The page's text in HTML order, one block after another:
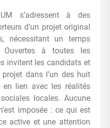
s’adressent à des
d’un projet original
nécessitant un temps
Ouvertes à toutes les
invitent les candidats et
dans l’un des huit
en lien avec les réalités
locales. Aucune
imposée : ce qui est
active et une attention